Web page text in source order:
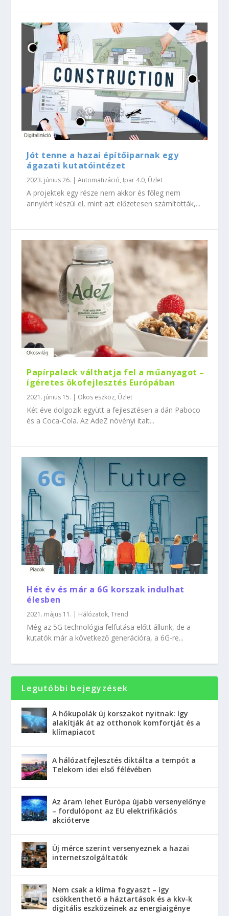
Jót tenne a hazai építőiparnak egy
ágazati kutatóintézet
2023. június 26. |Automatizáció, Ipar 4.0, Üzlet
A projektek egy része nem akkor és főleg nem
annyiért készül el, mint azt előzetesen számították,...
Papírpalack válthatja fel a műanyagot –
ígéretes ökofejlesztés Európában
2021. június 15. | Okos eszköz, Üzlet
Két éve dolgozik együtt a fejlesztésen a dán Paboco
és a Coca-Cola. Az AdeZ növényi italt...
Hét év és már a 6G korszak indulhat
élesben
2021. május 11. | Hálózatok,Trend
Még az 5G technológia felfutása előtt állunk, de a
kutatók már a következő generációra, a 6G-re...
Legutóbbi bejegyzések
A hőkupolák új korszakot nyitnak: így
alakítják át az otthonok komfortját és a
klímapiacot
A hálózatfejlesztés diktálta a tempót a
Telekom idei első félévében
Az áram lehet Európa újabb versenyelőnye
– fordulópont az EU elektrifikációs
akcióterve
Új mérce szerint versenyeznek a hazai
internetszolgáltatók
Nem csak a klíma fogyaszt – így
csökkenthető a háztartások és a kkv-k
digitális eszközeinek az energiaigénye